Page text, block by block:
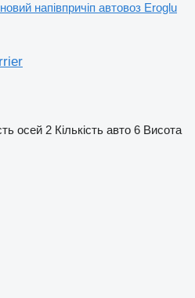
новий напівпричіп автовоз Eroglu
осей 2 Кількість авто 6 Висота